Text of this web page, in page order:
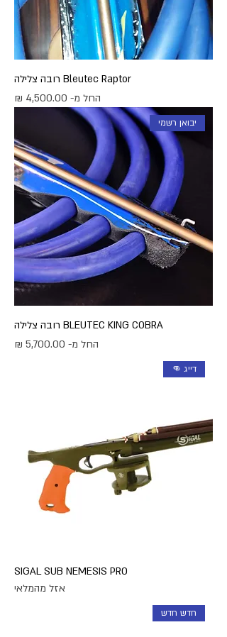
Bleutec Raptor רובה צלילה
החל מ-
מחיר מבצע
יבואן רשמי
BLEUTEC KING COBRA רובה צלילה
החל מ-
מחיר מבצע
דייג 👊
SIGAL SUB NEMESIS PRO
אזל מהמלאי
חדש חדש